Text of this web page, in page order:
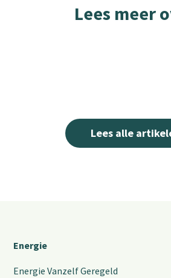
Lees meer
Lees alle
Energie
Energie Vanzelf Geregeld